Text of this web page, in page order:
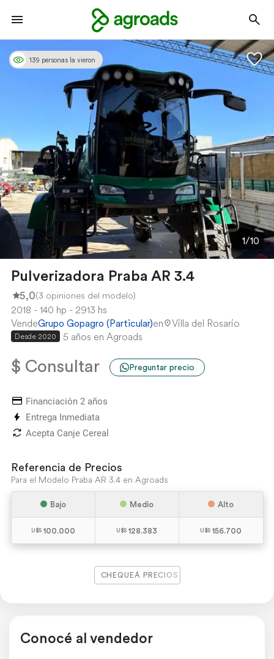
1/10
139 personas la vieron
Pulverizadora Praba AR 3.4
5,0(3 opiniones del modelo)
2018 140 hp
2913 hs
VendeGrupo Gopagro (Particular)en Villa del Rosario
Desde 2020 5 años en Agroads
$ Consultar Preguntar precio
Financiación 2 años
Entrega Inmediata
Acepta Canje Cereal
Referencia de Precios
Para el Modelo Praba AR 3.4 en Agroads
Bajo Medio Alto
100.000 128.383 156.700
CHEQUEÁ PRECIOS
Conocé al vendedor